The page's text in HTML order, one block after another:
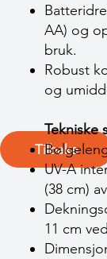
Tilbake
AA) og
bruk.
Robust
og
Tekniske
UV-A
(38 cm)
11 cm